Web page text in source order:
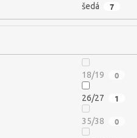
šedá 7
18/19 0
26/27 1
35/38 0